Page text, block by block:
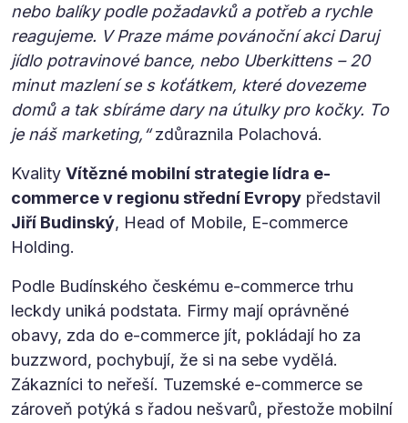
nebo balíky podle požadavků a potřeb a rychle
reagujeme. V Praze máme povánoční akci Daruj
jídlo potravinové bance, nebo Uberkittens – 20
minut mazlení se s koťátkem, které dovezeme
domů a tak sbíráme dary na útulky pro kočky. To
je náš marketing,“zdůraznila Polachová.
Kvality Vítězné mobilní strategie lídra e-
commerce v regionu střední Evropy představil
Jiří Budinský, Head of Mobile, E-commerce
Holding.
Podle Budínského českému e-commerce trhu
leckdy uniká podstata. Firmy mají oprávněné
obavy, zda do e-commerce jít, pokládají ho za
buzzword, pochybují, že si na sebe vydělá.
Zákazníci to neřeší. Tuzemské e-commerce se
zároveň potýká s řadou nešvarů, přestože mobilní